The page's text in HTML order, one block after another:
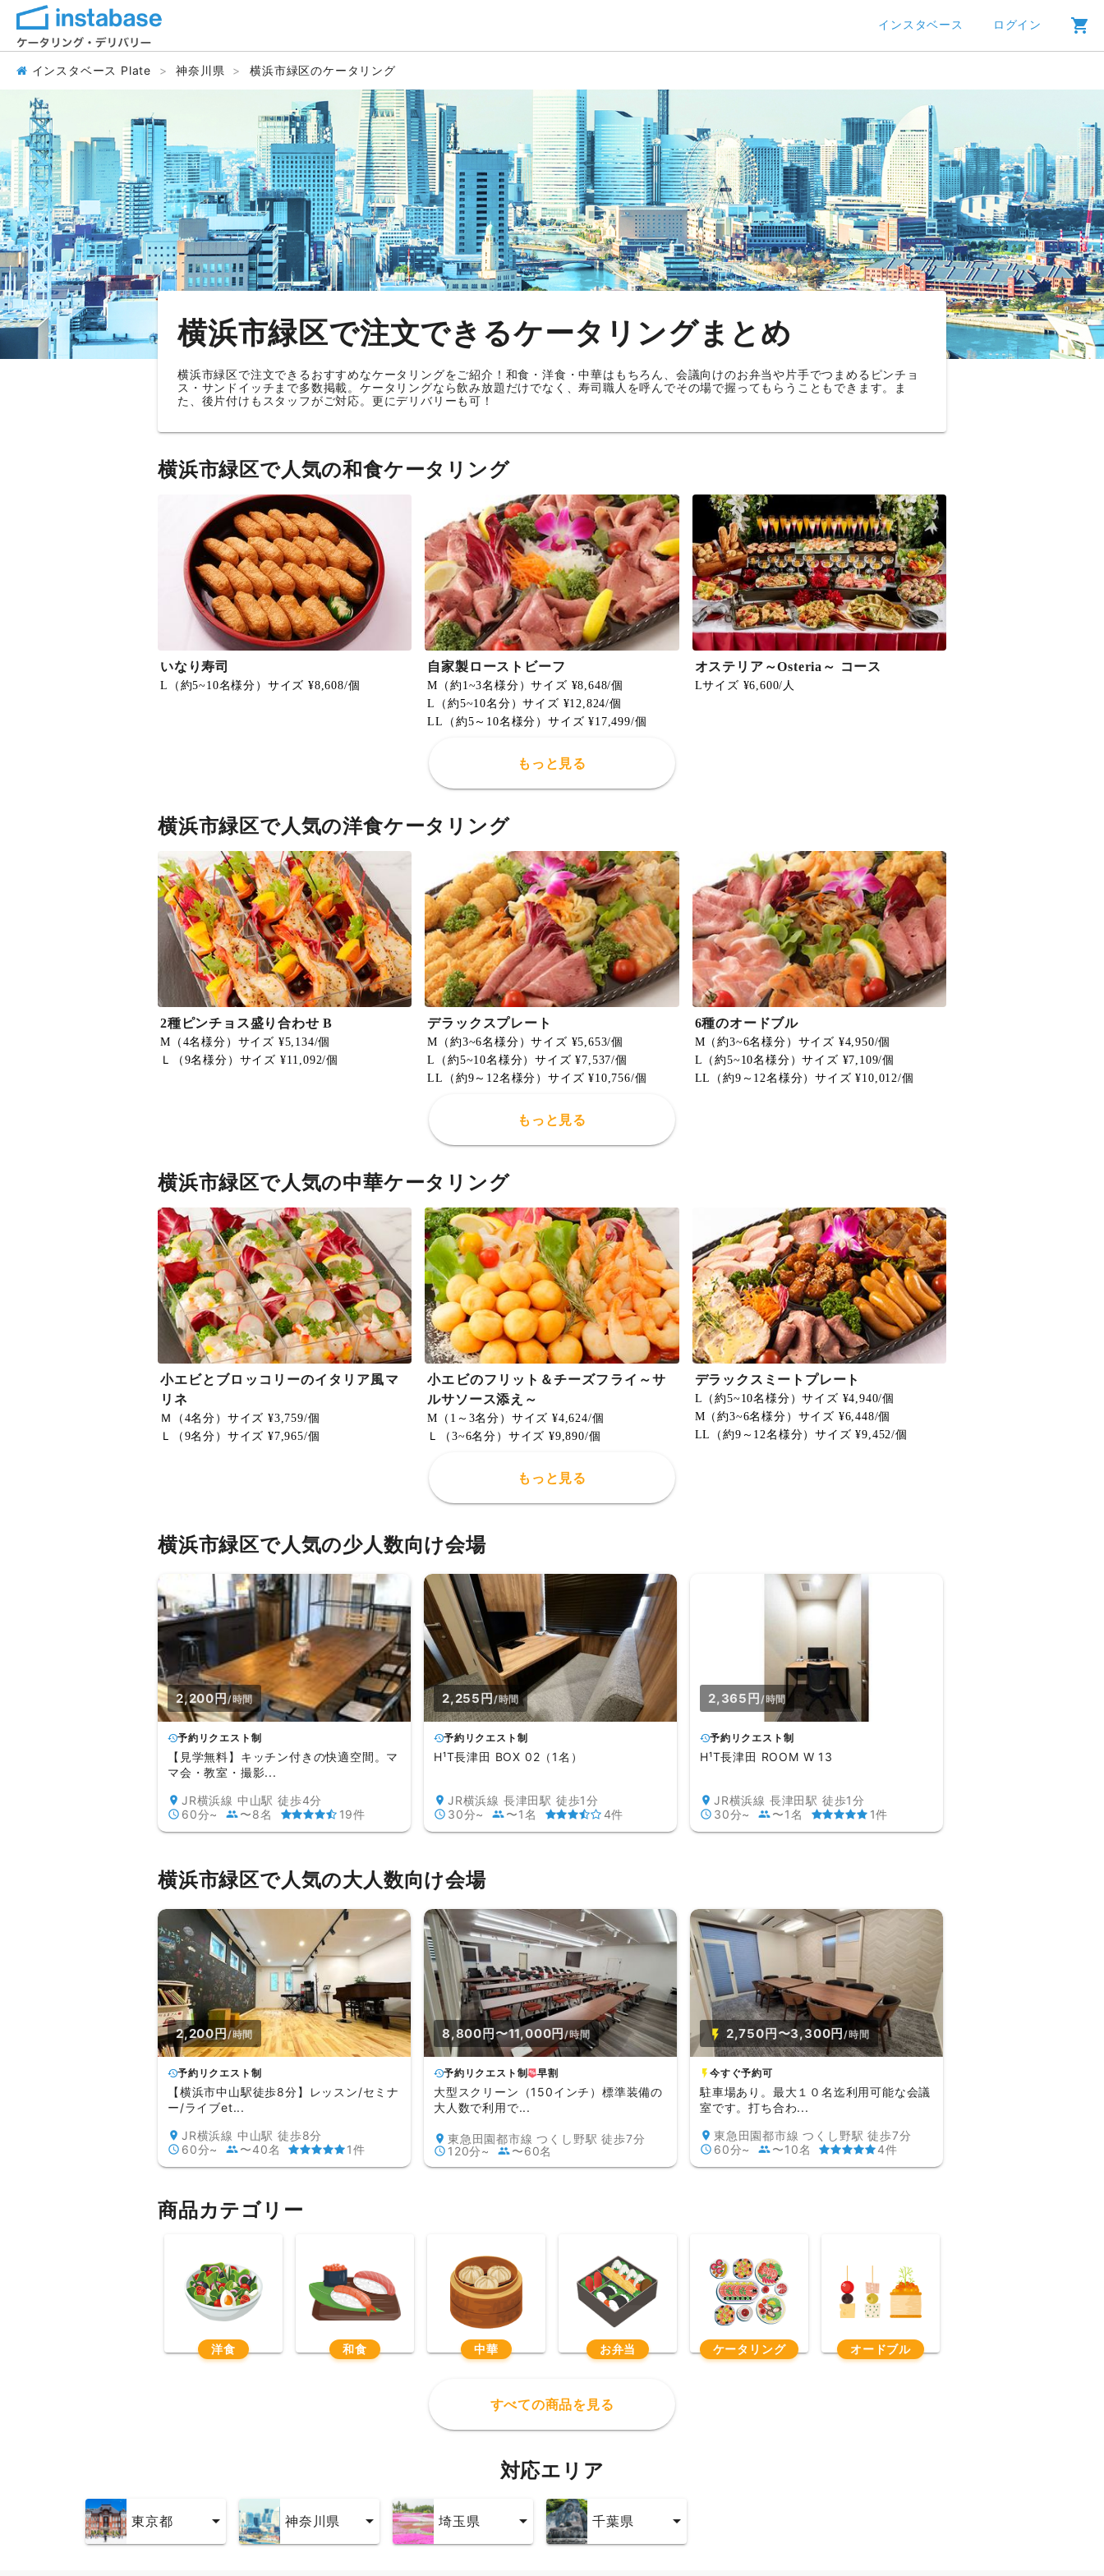
インスタベース ログイン
インスタベース Plate 神奈川県 横浜市緑区のケータリング
横浜市緑区で注文できるケータリングまとめ
横浜市緑区で注文できるおすすめなケータリングをご紹介！和食・洋食・中華はもちろん、会議向けのお弁当や片手でつまめるピンチョ
ス・サンドイッチまで多数掲載。ケータリングなら飲み放題だけでなく、寿司職人を呼んでその場で握ってもらうこともできます。ま
た、後片付けもスタッフがご対応。更にデリバリーも可！
横浜市緑区で人気の和食ケータリング
いなり寿司
L（約5~10名様分）サイズ ¥8,608/個
自家製ローストビーフ
M（約1~3名様分）サイズ ¥8,648/個
L（約5~10名分）サイズ ¥12,824/個
LL（約5～10名様分）サイズ ¥17,499/個
オステリア～Osteria～ コース
Lサイズ ¥6,600/人
もっと見る
横浜市緑区で人気の洋食ケータリング
2種ピンチョス盛り合わせ B
M（4名様分）サイズ ¥5,134/個
Ｌ（9名様分）サイズ ¥11,092/個
デラックスプレート
M（約3~6名様分）サイズ ¥5,653/個
L（約5~10名様分）サイズ ¥7,537/個
LL（約9～12名様分）サイズ ¥10,756/個
6種のオードブル
M（約3~6名様分）サイズ ¥4,950/個
L（約5~10名様分）サイズ ¥7,109/個
LL（約9～12名様分）サイズ ¥10,012/個
もっと見る
横浜市緑区で人気の中華ケータリング
小エビとブロッコリーのイタリア風マ
リネ
Ｍ（4名分）サイズ ¥3,759/個
Ｌ（9名分）サイズ ¥7,965/個
小エビのフリット＆チーズフライ～サ
ルサソース添え～
M（1～3名分）サイズ ¥4,624/個
Ｌ（3~6名分）サイズ ¥9,890/個
デラックスミートプレート
L（約5~10名様分）サイズ ¥4,940/個
M（約3~6名様分）サイズ ¥6,448/個
LL（約9～12名様分）サイズ ¥9,452/個
もっと見る
横浜市緑区で人気の少人数向け会場
2,200円/時間
予約リクエスト制
【見学無料】キッチン付きの快適空間。マ
マ会・教室・撮影...
JR横浜線 中山駅 徒歩4分
60分~
〜8名 19件
2,255円/時間
予約リクエスト制
H¹T長津田 BOX 02（1名）
JR横浜線 長津田駅 徒歩1分
30分~
〜1名 4件
2,365円/時間
予約リクエスト制
H¹T長津田 ROOM W 13
JR横浜線 長津田駅 徒歩1分
30分~
〜1名 1件
横浜市緑区で人気の大人数向け会場
2,200円/時間
予約リクエスト制
【横浜市中山駅徒歩8分】レッスン/セミナ
ー/ライブet...
JR横浜線 中山駅 徒歩8分
60分~
〜40名 1件
8,800円〜11,000円/時間
予約リクエスト制 早割
大型スクリーン（150インチ）標準装備の
大人数で利用で...
東急田園都市線 つくし野駅 徒歩7分
120分~
〜60名
2,750円〜3,300円/時間
今すぐ予約可
駐車場あり。最大１０名迄利用可能な会議
室です。打ち合わ...
東急田園都市線 つくし野駅 徒歩7分
60分~
〜10名 4件
商品カテゴリー
洋食 和食 中華 お弁当 ケータリング オードブル
すべての商品を見る
対応エリア
東京都
神奈川県
埼玉県
千葉県